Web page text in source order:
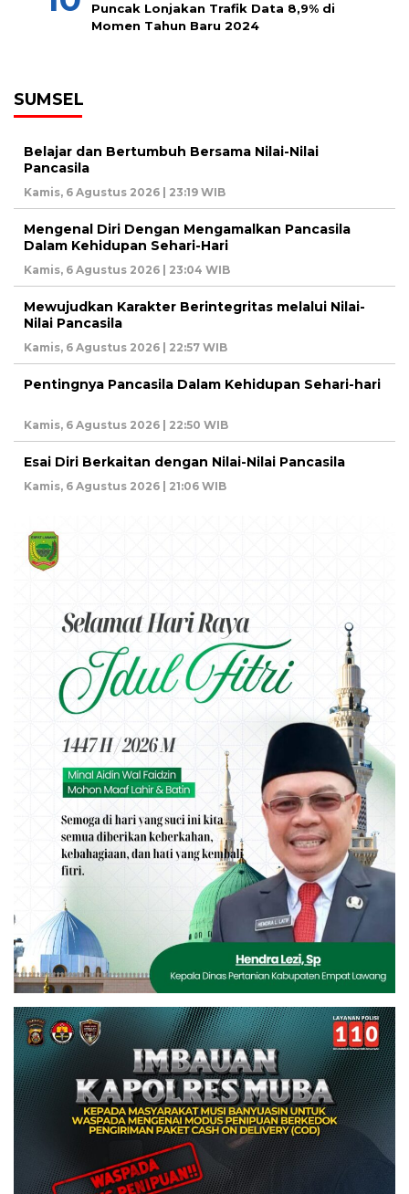
Puncak Lonjakan Trafik Data 8,9% di
Momen Tahun Baru 2024
SUMSEL
Belajar dan Bertumbuh Bersama Nilai-Nilai
Pancasila
Kamis, 6 Agustus 2026 | 23:19 WIB
Mengenal Diri Dengan Mengamalkan Pancasila
Dalam Kehidupan Sehari-Hari
Kamis, 6 Agustus 2026 | 23:04 WIB
Mewujudkan Karakter Berintegritas melalui Nilai-
Nilai Pancasila
Kamis, 6 Agustus 2026 | 22:57 WIB
Pentingnya Pancasila Dalam Kehidupan Sehari-hari
Kamis, 6 Agustus 2026 | 22:50 WIB
Esai Diri Berkaitan dengan Nilai-Nilai Pancasila
Kamis, 6 Agustus 2026 | 21:06 WIB